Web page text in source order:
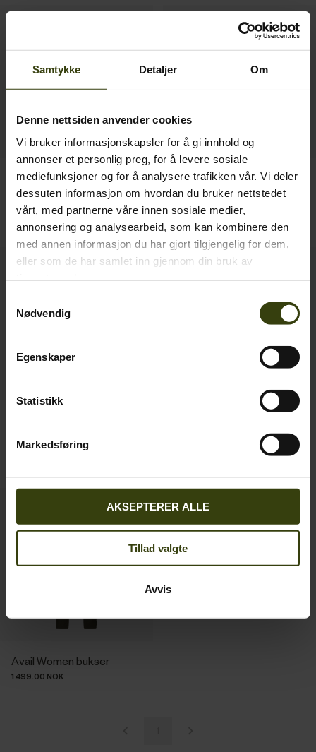
Samtykke Detaljer Om
Denne nettsiden anvender cookies
Vi bruker informasjonskapsler for å gi innhold og
annonser et personlig preg, for å levere sosiale
mediefunksjoner og for å analysere trafikken vår. Vi deler
dessuten informasjon om hvordan du bruker nettstedet
vårt, med partnerne våre innen sosiale medier,
annonsering og analysearbeid, som kan kombinere den
med annen informasjon du har gjort tilgjengelig for dem,
eller som de har samlet inn gjennom din bruk av
Nødvendig
Egenskaper
Statistikk
Markedsføring
AKSEPTERER ALLE
Tillad valgte
Avvis
Avail Aya Insulated bukser
1 999.00 NOK
Larch membrane bukser
Women
2 099.00 NOK
2colors
SALE
dame
SALE
Spar 439.60 NOK
Avail Women bukser
1 499.00 NOK